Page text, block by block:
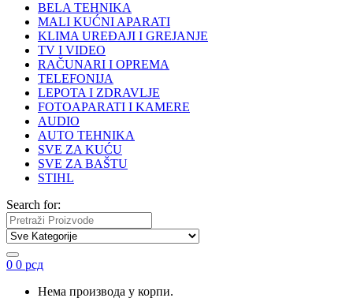
BELA TEHNIKA
MALI KUĆNI APARATI
KLIMA UREĐAJI I GREJANJE
TV I VIDEO
RAČUNARI I OPREMA
TELEFONIJA
LEPOTA I ZDRAVLJE
FOTOAPARATI I KAMERE
AUDIO
AUTO TEHNIKA
SVE ZA KUĆU
SVE ZA BAŠTU
STIHL
Search for:
0 0 рсд
Нема производа у корпи.